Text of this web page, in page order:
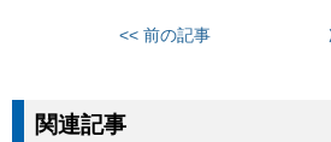
<< 前の記事
関連記事